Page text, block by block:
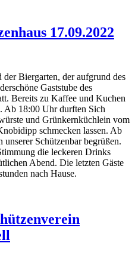
17.09.2022
Biergarten, der aufgrund des
Gaststube des
Bereits zu Kaffee und Kuchen
Ab 18:00 Uhr durften Sich
und Grünkernküchlein vom
schmecken lassen. Ab
Schützenbar begrüßen.
die leckeren Drinks
Abend. Die letzten Gäste
nach Hause.